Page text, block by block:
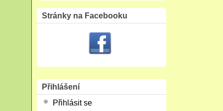
Stránky na Facebooku
Přihlášení
Přihlásit se